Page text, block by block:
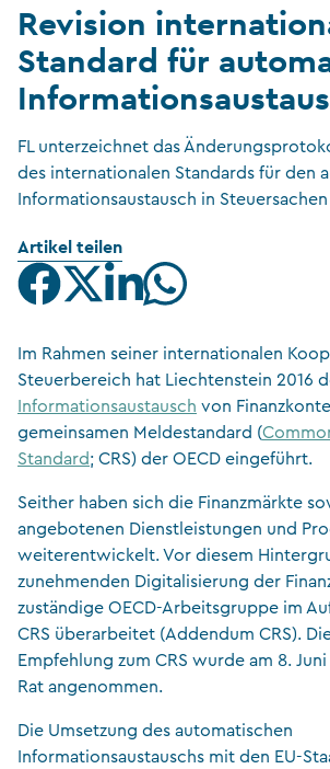
Revision
Standard für
FL unterzeichnet das
des internationalen Standards für den
Informationsaustausch in
Artikel teilen
Im Rahmen seiner internationalen
Steuerbereich hat Liechtenstein 2016
Informationsaustausch von
gemeinsamen Meldestandard (
Standard; CRS) der OECD eingeführt.
Seither haben sich die Finanzmärkte
angebotenen Dienstleistungen und
weiterentwickelt. Vor diesem
zunehmenden Digitalisierung der
zuständige OECD-Arbeitsgruppe im
CRS überarbeitet (Addendum CRS).
Empfehlung zum CRS wurde am 8.
Rat angenommen.
Die Umsetzung des automatischen
Informationsaustauschs mit den EU-